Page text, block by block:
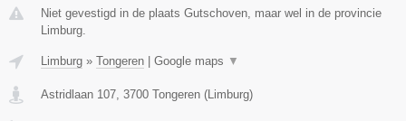
Niet gevestigd in de plaats Gutschoven, maar wel in de provincie
Limburg.
Limburg » Tongeren Google maps ▼
Astridlaan 107, 3700 Tongeren (Limburg)